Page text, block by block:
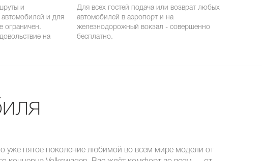
и
и для
ограничен.
на
Для всех гостей подача или возврат любых
автомобилей в аэропорт и на
железнодорожный вокзал - совершенно
бесплатно.
уже пятое поколение любимой во всем мире модели от